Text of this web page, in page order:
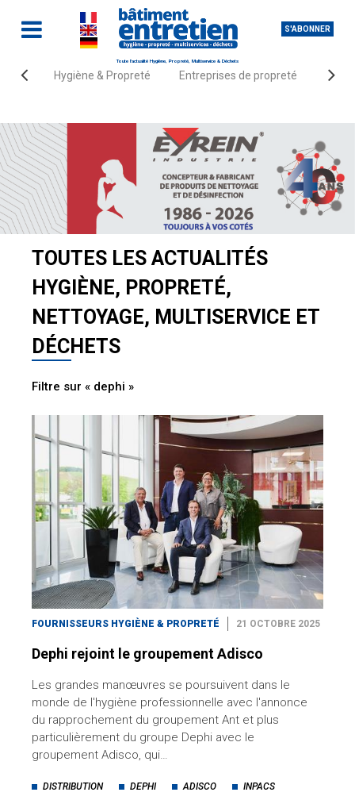
S'ABONNER
Toute l'actualité Hygiène, Propreté, Multiservice & Déchets
Hygiène & Propreté Entreprises de propreté
Accueil Actualités
TOUTES LES ACTUALITÉS
HYGIÈNE, PROPRETÉ,
NETTOYAGE, MULTISERVICE ET
DÉCHETS
Filtre sur « dephi »
FOURNISSEURS HYGIÈNE & PROPRETÉ 21 OCTOBRE 2025
Dephi rejoint le groupement Adisco
Les grandes manœuvres se poursuivent dans le
monde de l'hygiène professionnelle avec l'annonce
du rapprochement du groupement Ant et plus
particulièrement du groupe Dephi avec le
groupement Adisco, qui…
DISTRIBUTION DEPHI ADISCO INPACS